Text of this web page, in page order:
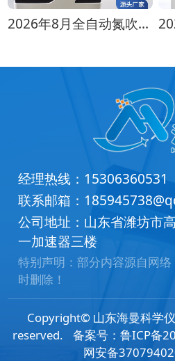
2026年8月全自动氮吹仪选购指南：各行业适配方案推荐
经理热线： 15306360531
联系邮箱：
公司地址：山东省潍坊市
一加速器三楼
特别声明：部分内容源自网
时删除！
Copyright© 山东海曼科学
reserved.
备案号：鲁ICP备
网安备